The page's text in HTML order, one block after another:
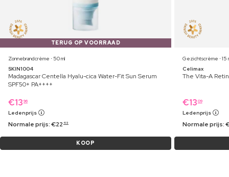
TERUG OP VOORRAAD
Zonnebrandcrème ⋅ 50 ml
SKIN1004
Madagascar Centella Hyalu-cica Water-Fit Sun Serum
SPF50+ PA++++
€13 96
Ledenprijs
Normale prijs:€22 49
KOOP
Gezichtscrème ⋅ 15
Celimax
The Vita-A
€13 09
Ledenprijs
Normale prijs: